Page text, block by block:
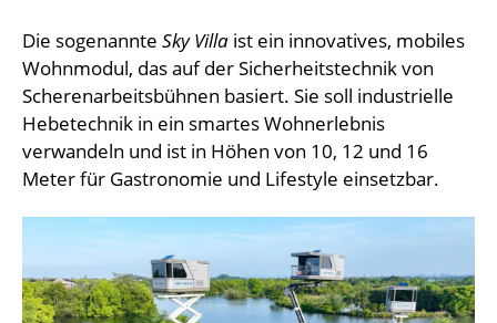
Die sogenannte Sky Villa ist ein innovatives, mobiles
Wohnmodul, das auf der Sicherheitstechnik von
Scherenarbeitsbühnen basiert. Sie soll industrielle
Hebetechnik in ein smartes Wohnerlebnis
verwandeln und ist in Höhen von 10, 12 und 16
Meter für Gastronomie und Lifestyle einsetzbar.